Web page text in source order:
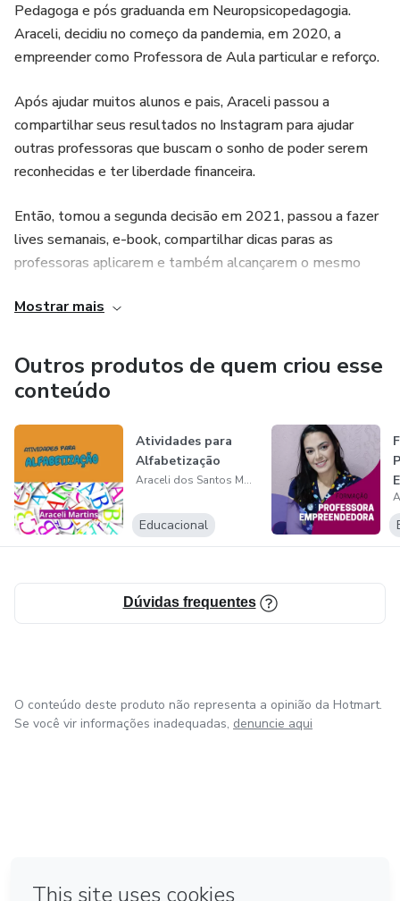
Pedagoga e pós graduanda em Neuropsicopedagogia.
Araceli, decidiu no começo da pandemia, em 2020, a
empreender como Professora de Aula particular e reforço.
Após ajudar muitos alunos e pais, Araceli passou a
compartilhar seus resultados no Instagram para ajudar
outras professoras que buscam o sonho de poder serem
reconhecidas e ter liberdade financeira.
Então, tomou a segunda decisão em 2021, passou a fazer
lives semanais, e-book, compartilhar dicas paras as
professoras aplicarem e também alcançarem o mesmo
Viver da Profissão de Professora.
Mostrar mais
Outros produtos de quem criou esse
conteúdo
Atividades para
Alfabetização
Araceli dos Santos Martins
Educacional
Dúvidas frequentes
O conteúdo deste produto não representa a opinião da Hotmart.
Se você vir informações inadequadas, denuncie aqui
Feito com ❤ na Cidade do México